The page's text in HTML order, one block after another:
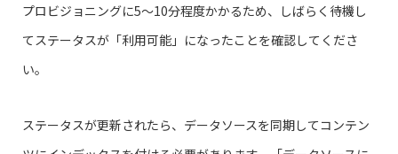
プロビジョニングに5〜10分程度かかるため、しばらく待機し
てステータスが「利用可能」になったことを確認してくださ
い。
ステータスが更新されたら、データソースを同期してコンテン